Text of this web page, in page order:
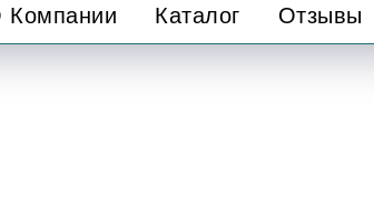
Компании Каталог Отзывы